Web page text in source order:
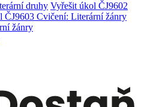
druhy Vyřešit úkol ČJ9602
ČJ9603 Cvičení: Literární žánry
žánry